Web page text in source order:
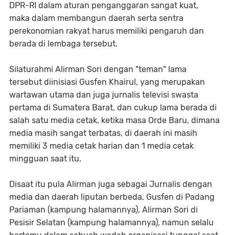
DPR-RI dalam aturan penganggaran sangat kuat,
maka dalam membangun daerah serta sentra
perekonomian rakyat harus memiliki pengaruh dan
berada di lembaga tersebut.
Silaturahmi Alirman Sori dengan "teman" lama
tersebut diinisiasi Gusfen Khairul, yang merupakan
wartawan utama dan juga jurnalis televisi swasta
pertama di Sumatera Barat, dan cukup lama berada di
salah satu media cetak, ketika masa Orde Baru, dimana
media masih sangat terbatas, di daerah ini masih
memiliki 3 media cetak harian dan 1 media cetak
mingguan saat itu.
Disaat itu pula Alirman juga sebagai Jurnalis dengan
media dan daerah liputan berbeda, Gusfen di Padang
Pariaman (kampung halamannya), Alirman Sori di
Pesisir Selatan (kampung halamannya), namun selalu